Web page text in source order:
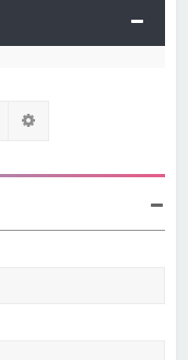
Rechercher